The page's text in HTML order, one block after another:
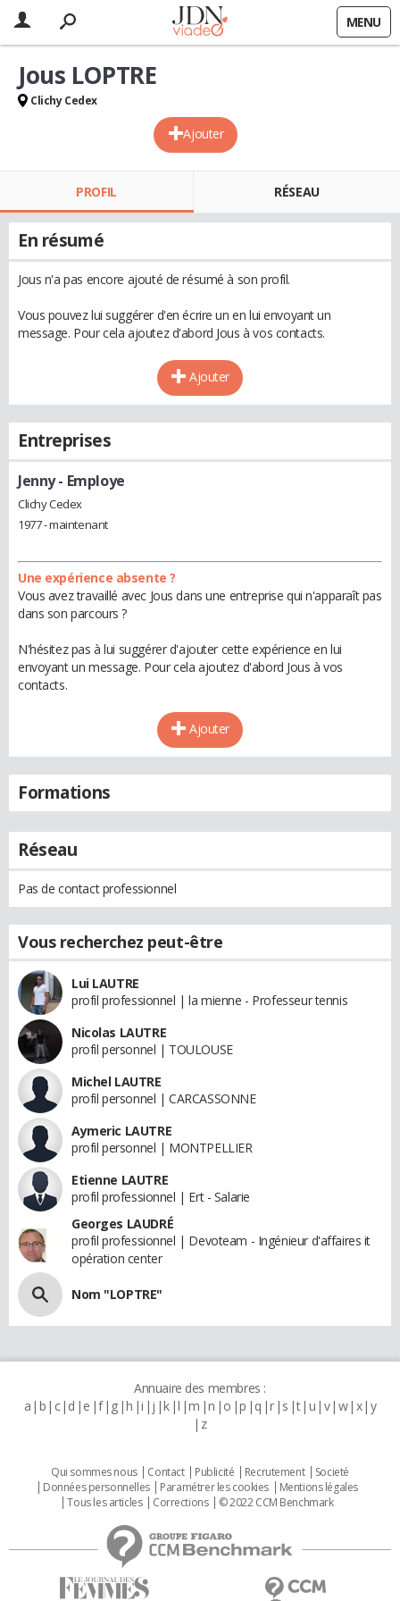
MENU
Ajouter
Jous LOPTRE
Clichy Cedex
PROFIL RÉSEAU
En résumé
Jous n'a pas encore ajouté de résumé à son profil.
Vous pouvez lui suggérer d'en écrire un en lui envoyant un
message. Pour cela ajoutez d'abord Jous à vos contacts.
Ajouter
Entreprises
Jenny- Employe
Clichy Cedex
1977 - maintenant
Une expérience absente ?
Vous avez travaillé avec Jous dans une entreprise qui n'apparaît pas
dans son parcours ?
N'hésitez pas à lui suggérer d'ajouter cette expérience en lui
envoyant un message. Pour cela ajoutez d'abord Jous à vos
contacts.
Ajouter
Formations
Réseau
Pas de contact professionnel
Vous recherchez peut-être
Lui LAUTRE
profil professionnel | la mienne - Professeur tennis
Nicolas LAUTRE
profil personnel | TOULOUSE
Michel LAUTRE
profil personnel | CARCASSONNE
Aymeric LAUTRE
profil personnel | MONTPELLIER
Etienne LAUTRE
profil professionnel | Ert - Salarie
Georges LAUDRÉ
profil professionnel | Devoteam - Ingénieur d'affaires it
opération center
Nom "LOPTRE"
Annuaire des membres :
a b c d e f g h i j k l m n o p q r s t u v w x y
z
Qui sommes nous Contact Publicité Recrutement
Societé
Données personnelles
Paramétrer les cookies
Mentions légales
Tous les articles
Corrections © 2022 CCM Benchmark